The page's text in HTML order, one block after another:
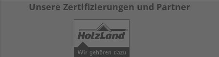
Unsere Zertifizierungen und Partner